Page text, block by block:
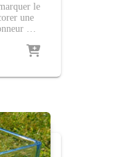
le
une
…